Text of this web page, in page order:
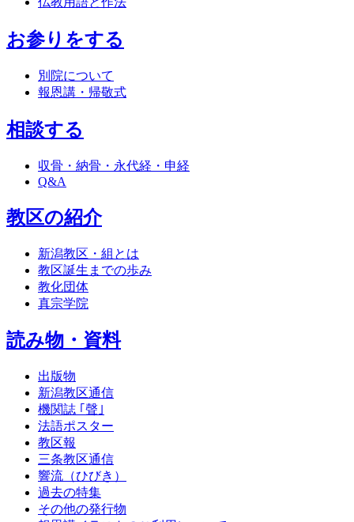
お参りをする
別院について
報恩講・帰敬式
相談する
収骨・納骨・永代経・申経
Q&A
教区の紹介
新潟教区・組とは
教区誕生までの歩み
教化団体
真宗学院
読み物・資料
出版物
新潟教区通信
機関誌 ｢聲｣
法語ポスター
教区報
三条教区通信
響流（ひびき）
過去の特集
その他の発行物